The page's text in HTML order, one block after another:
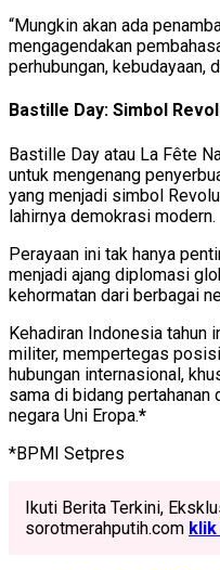
“Mungkin akan ada
mengagendakan
perhubungan, kebudayaan,
Bastille Day: Simbol
Bastille Day atau La Fête
untuk mengenang
yang menjadi simbol
lahirnya demokrasi modern.
Perayaan ini tak hanya
menjadi ajang diplomasi
kehormatan dari berbagai
Kehadiran Indonesia tahun
militer, mempertegas
hubungan internasional,
sama di bidang pertahanan
negara Uni Eropa.*
*BPMI Setpres
Ikuti Berita Terkini,
sorotmerahputih.com klik